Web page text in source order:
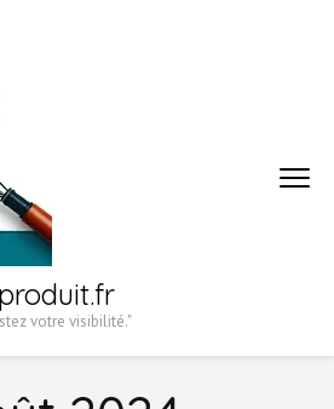
votre visibilité."